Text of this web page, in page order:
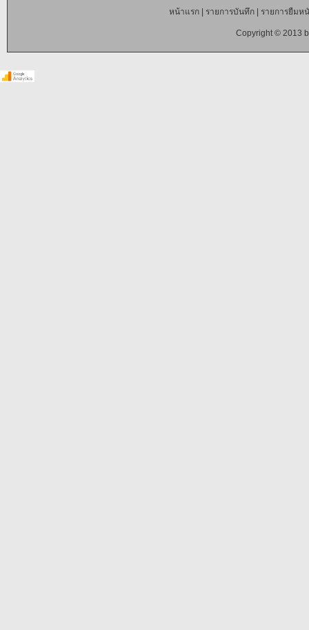
หน้าแรก| รายการบันทึก| รายการยืมห
Copyright © 2013